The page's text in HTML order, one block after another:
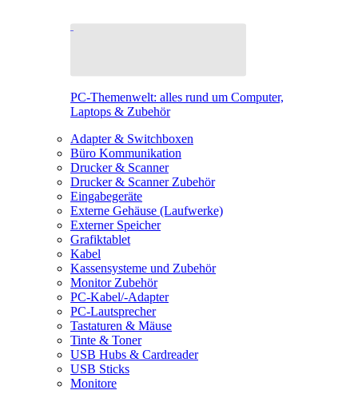
PC-Themenwelt: alles rund um Computer,
Laptops & Zubehör
Adapter & Switchboxen
Büro Kommunikation
Drucker & Scanner
Drucker & Scanner Zubehör
Eingabegeräte
Externe Gehäuse (Laufwerke)
Externer Speicher
Grafiktablet
Kabel
Kassensysteme und Zubehör
Monitor Zubehör
PC-Kabel/-Adapter
PC-Lautsprecher
Tastaturen & Mäuse
Tinte & Toner
USB Hubs & Cardreader
USB Sticks
Monitore